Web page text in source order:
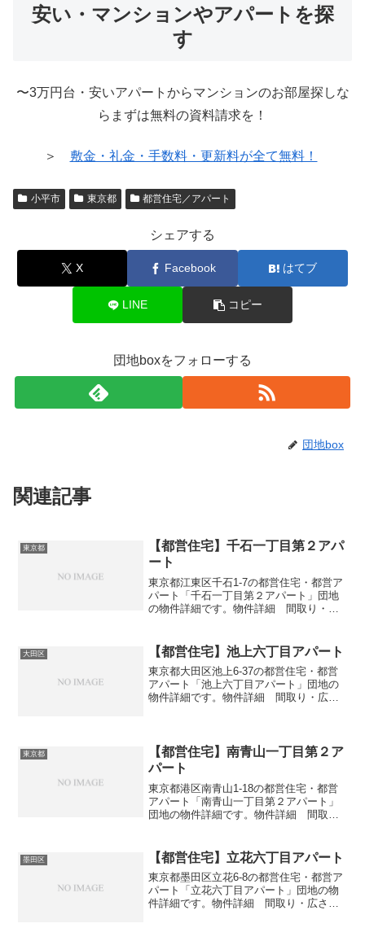
安い・マンションやアパートを探
す
〜3万円台・安いアパートからマンションのお部屋探しな
らまずは無料の資料請求を！
＞ 敷金・礼金・手数料・更新料が全て無料！
小平市 東京都 都営住宅／アパート
シェアする
X Facebook はてブ
LINE コピー
団地boxをフォローする
団地box
関連記事
東京都
【都営住宅】千石一丁目第２アパ
ート
東京都江東区千石1-7の都営住宅・都営ア
パート「千石一丁目第２アパート」団地
の物件詳細です。物件詳細 間取り・広
4DK広さ・面積35-74㎡建設年度築年数
1996...
大田区 【都営住宅】池上六丁目アパート
東京都大田区池上6-37の都営住宅・都営
アパート「池上六丁目アパート」団地の
物件詳細です。物件詳細 間取り・広さ
交...
東京都
【都営住宅】南青山一丁目第２ア
パート
東京都港区南青山1-18の都営住宅・都営
アパート「南青山一丁目第２アパート」
団地の物件詳細です。物件詳細 間取
取り2DK広さ・面積34㎡建設年度築年数
1970交通・...
墨田区 【都営住宅】立花六丁目アパート
東京都墨田区立花6-8の都営住宅・都営ア
パート「立花六丁目アパート」団地の物
件詳細です。物件詳細 間取り・広さ団